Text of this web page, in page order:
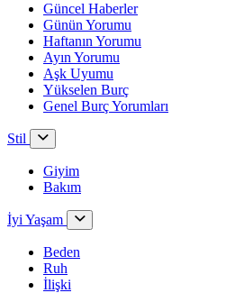
Güncel Haberler
Günün Yorumu
Haftanın Yorumu
Ayın Yorumu
Aşk Uyumu
Yükselen Burç
Genel Burç Yorumları
Stil
Giyim
Bakım
İyi Yaşam
Beden
Ruh
İlişki